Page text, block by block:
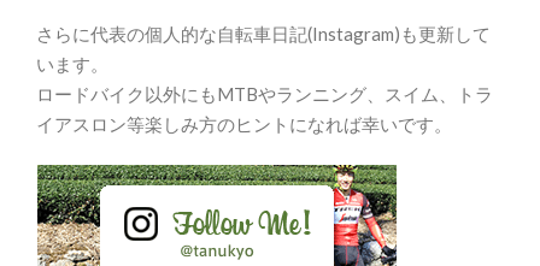
さらに代表の個人的な自転車日記(Instagram)も更新して
います。
ロードバイク以外にもMTBやランニング、スイム、トラ
イアスロン等楽しみ方のヒントになれば幸いです。